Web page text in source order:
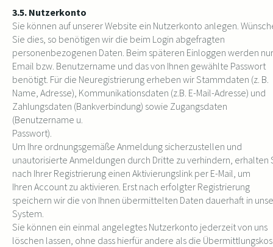
3.5. Nutzerkonto
Sie können auf unserer Website ein Nutzerkonto anlegen.
Sie dies, so benötigen wir die beim Login abgefragten
personenbezogenen Daten. Beim späteren Einloggen werden
Email bzw. Benutzername und das von Ihnen gewählte Passwort
benötigt. Für die Neuregistrierung erheben wir Stammdaten (z. B.
Name, Adresse), Kommunikationsdaten (z.B. E-Mail-Adresse) und
Zahlungsdaten (Bankverbindung) sowie Zugangsdaten
(Benutzername u.
Passwort).
Um Ihre ordnungsgemäße Anmeldung sicherzustellen und
unautorisierte Anmeldungen durch Dritte zu verhindern, erhalten
nach Ihrer Registrierung einen Aktivierungslink per E-Mail, um
Ihren Account zu aktivieren. Erst nach erfolgter Registrierung
speichern wir die von Ihnen übermittelten Daten dauerhaft in
System.
Sie können ein einmal angelegtes Nutzerkonto jederzeit von uns
löschen lassen, ohne dass hierfür andere als die